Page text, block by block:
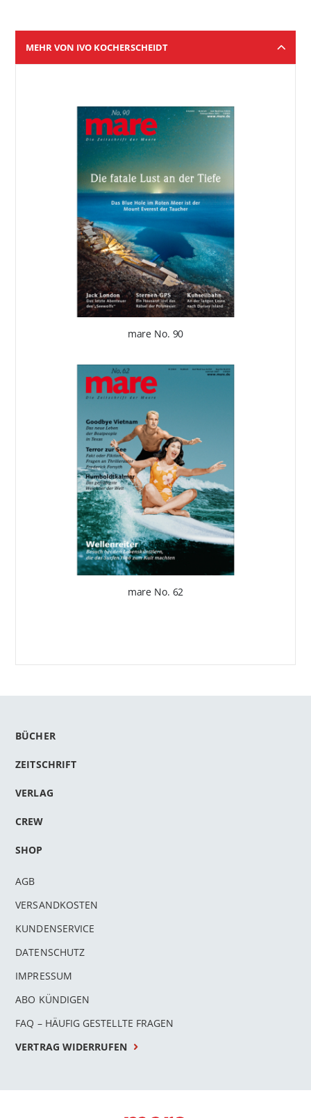
MEHR VON IVO KOCHERSCHEIDT
mare No. 90
mare No. 62
BÜCHER
ZEITSCHRIFT
VERLAG
CREW
SHOP
AGB
VERSANDKOSTEN
KUNDENSERVICE
DATENSCHUTZ
IMPRESSUM
ABO KÜNDIGEN
FAQ – HÄUFIG GESTELLTE FRAGEN
VERTRAG WIDERRUFEN